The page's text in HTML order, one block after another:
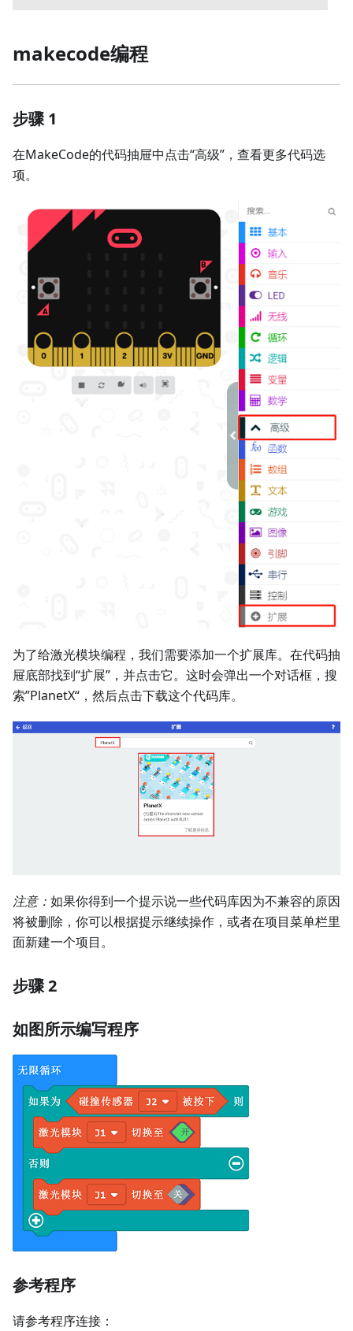
makecode编程
步骤 1
在MakeCode的代码抽屉中点击“高级”，查看更多代码选
项。
为了给激光模块编程，我们需要添加一个扩展库。在代码抽
屉底部找到“扩展”，并点击它。这时会弹出一个对话框，搜
索”PlanetX“，然后点击下载这个代码库。
注意： 如果你得到一个提示说一些代码库因为不兼容的原因
将被删除，你可以根据提示继续操作，或者在项目菜单栏里
面新建一个项目。
步骤 2
如图所示编写程序
参考程序
请参考程序连接：